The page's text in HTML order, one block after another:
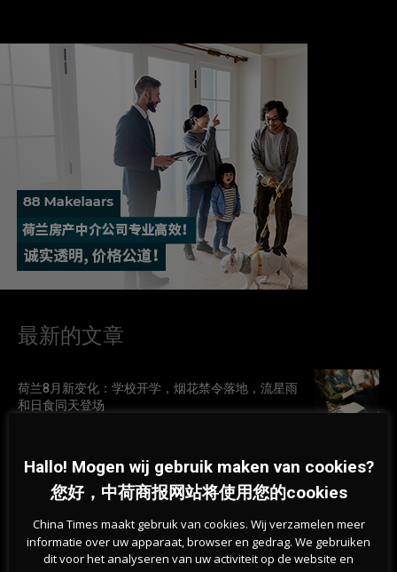
最新的文章
荷兰8月新变化：学校开学，烟花禁令落地，流星雨
和日食同天登场
荷兰热浪持续，专家称身体可以“学会”应对高温
07-08-2026
挺过战争？能源危机未撼动荷兰经济，第二季度实
Hallo! Mogen wij gebruik maken van cookies?
您好，中荷商报网站将使用您的cookies
China Times maakt gebruik van cookies. Wij verzamelen meer
informatie over uw apparaat, browser en gedrag. We gebruiken
dit voor het analyseren van uw activiteit op de website en